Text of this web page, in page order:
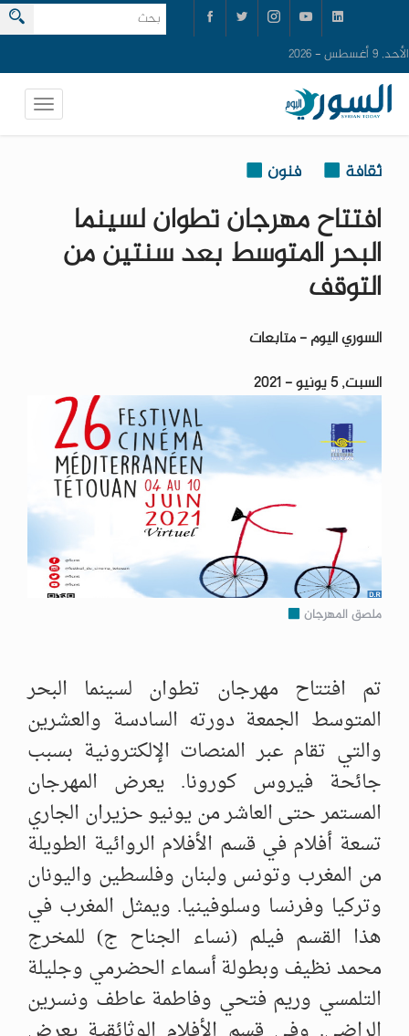
الأحد, 9 أغسطس - 2026
ثقافة فنون
افتتاح مهرجان تطوان لسينما
البحر المتوسط بعد سنتين من
التوقف
السوري اليوم - متابعات
السبت, 5 يونيو - 2021
ملصق المهرجان
تم افتتاح مهرجان تطوان لسينما البحر
المتوسط الجمعة دورته السادسة والعشرين
والتي تقام عبر المنصات الإلكترونية بسبب
جائحة فيروس كورونا. يعرض المهرجان
المستمر حتى العاشر من يونيو حزيران الجاري
تسعة أفلام في قسم الأفلام الروائية الطويلة
من المغرب وتونس ولبنان وفلسطين واليونان
وتركيا وفرنسا وسلوفينيا. ويمثل المغرب في
هذا القسم فيلم (نساء الجناح ج) للمخرج
محمد نظيف وبطولة أسماء الحضرمي وجليلة
التلمسي وريم فتحي وفاطمة عاطف ونسرين